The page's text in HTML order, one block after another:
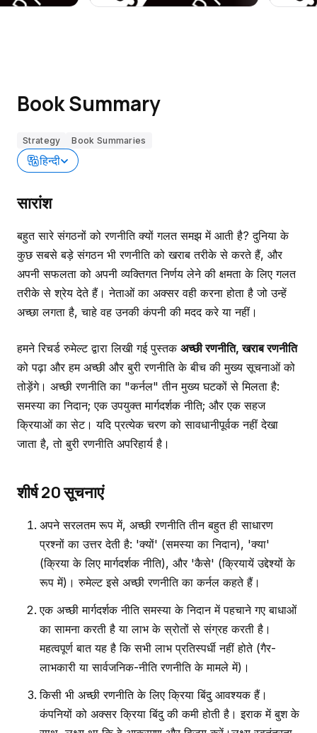
Book Summary
Strategy Book Summaries
हिन्दी
सारांश
बहुत सारे संगठनों को रणनीति क्यों गलत समझ में आती है? दुनिया के
कुछ सबसे बड़े संगठन भी रणनीति को खराब तरीके से करते हैं, और
अपनी सफलता को अपनी व्यक्तिगत निर्णय लेने की क्षमता के लिए गलत
तरीके से श्रेय देते हैं। नेताओं का अक्सर वही करना होता है जो उन्हें
अच्छा लगता है, चाहे वह उनकी कंपनी की मदद करे या नहीं।
हमने रिचर्ड रुमेल्ट द्वारा लिखी गई पुस्तक अच्छी रणनीति, खराब रणनीति
को पढ़ा और हम अच्छी और बुरी रणनीति के बीच की मुख्य सूचनाओं को
तोड़ेंगे। अच्छी रणनीति का "कर्नल" तीन मुख्य घटकों से मिलता है:
समस्या का निदान; एक उपयुक्त मार्गदर्शक नीति; और एक सहज
क्रियाओं का सेट। यदि प्रत्येक चरण को सावधानीपूर्वक नहीं देखा
जाता है, तो बुरी रणनीति अपरिहार्य है।
शीर्ष 20 सूचनाएं
अपने सरलतम रूप में, अच्छी रणनीति तीन बहुत ही साधारण
प्रश्नों का उत्तर देती है: 'क्यों' (समस्या का निदान), 'क्या'
(क्रिया के लिए मार्गदर्शक नीति), और 'कैसे' (क्रियायें उद्देश्यों के
रूप में)। रुमेल्ट इसे अच्छी रणनीति का कर्नल कहते हैं।
एक अच्छी मार्गदर्शक नीति समस्या के निदान में पहचाने गए बाधाओं
का सामना करती है या लाभ के स्रोतों से संग्रह करती है।
महत्वपूर्ण बात यह है कि सभी लाभ प्रतिस्पर्धी नहीं होते (गैर-
लाभकारी या सार्वजनिक-नीति रणनीति के मामले में)।
किसी भी अच्छी रणनीति के लिए क्रिया बिंदु आवश्यक हैं।
कंपनियों को अक्सर क्रिया बिंदु की कमी होती है। इराक में बुश के